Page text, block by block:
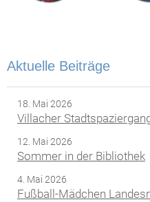
Aktuelle Beiträge
18. Mai 2026
Villacher
12. Mai 2026
Sommer in der Bibliothek
4. Mai 2026
Fußball-Mädchen